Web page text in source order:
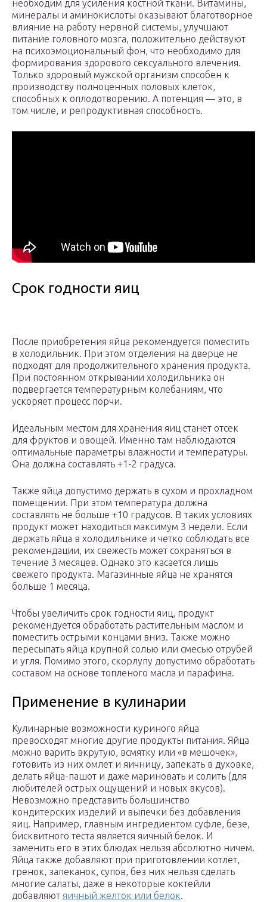
необходим для усиления костной ткани. Витамины,
минералы и аминокислоты оказывают благотворное
влияние на работу нервной системы, улучшают
питание головного мозга, положительно действуют
на психоэмоциональный фон, что необходимо для
формирования здорового сексуального влечения.
Только здоровый мужской организм способен к
производству полноценных половых клеток,
способных к оплодотворению. А потенция — это, в
том числе, и репродуктивная способность.
Срок годности яиц
После приобретения яйца рекомендуется поместить
в холодильник. При этом отделения на дверце не
подходят для продолжительного хранения продукта.
При постоянном открывании холодильника он
подвергается температурным колебаниям, что
ускоряет процесс порчи.
Идеальным местом для хранения яиц станет отсек
для фруктов и овощей. Именно там наблюдаются
оптимальные параметры влажности и температуры.
Она должна составлять +1-2 градуса.
Также яйца допустимо держать в сухом и прохладном
помещении. При этом температура должна
составлять не больше +10 градусов. В таких условиях
продукт может находиться максимум 3 недели. Если
держать яйца в холодильнике и четко соблюдать все
рекомендации, их свежесть может сохраняться в
течение 3 месяцев. Однако это касается лишь
свежего продукта. Магазинные яйца не хранятся
больше 1 месяца.
Чтобы увеличить срок годности яиц, продукт
рекомендуется обработать растительным маслом и
поместить острыми концами вниз. Также можно
пересыпать яйца крупной солью или смесью отрубей
и угля. Помимо этого, скорлупу допустимо обработать
составом на основе топленого масла и парафина.
Применение в кулинарии
Кулинарные возможности куриного яйца
превосходят многие другие продукты питания. Яйца
можно варить вкрутую, всмятку или «в мешочек»,
готовить из них омлет и яичницу, запекать в духовке,
делать яйца-пашот и даже мариновать и солить (для
любителей острых ощущений и новых вкусов).
Невозможно представить большинство
кондитерских изделий и выпечки без добавления
яиц. Например, главным ингредиентом суфле, безе,
бисквитного теста является яичный белок. И
заменить его в этих блюдах нельзя абсолютно ничем.
Яйца также добавляют при приготовлении котлет,
гренок, запеканок, супов, без них нельзя сделать
многие салаты, даже в некоторые коктейли
добавляют яичный желток или белок.